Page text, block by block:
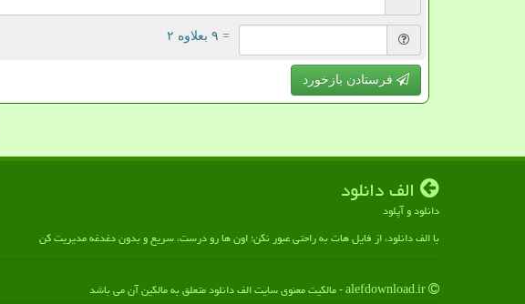
= ۹ بعلاوه ۲
فرستادن بازخورد
الف دانلود
دانلود و آپلود
با الف دانلود، از فایل هات به راحتی عبور نکن؛ اون ها رو درست، سریع و بدون دغدغه مدیریت کن